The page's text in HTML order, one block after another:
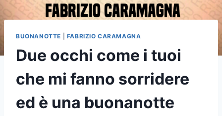
BUONANOTTE FABRIZIO CARAMAGNA
Due occhi come i tuoi
che mi fanno sorridere
ed è una buonanotte